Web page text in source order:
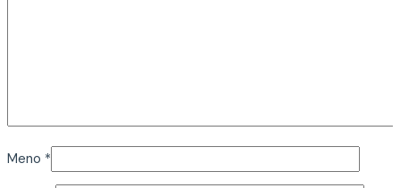
Meno *